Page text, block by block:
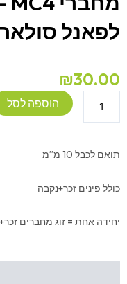
לפאנל סולארי 10
₪30.00
הוספה לסל
תואם לכבל 10 מ”מ
כולל פינים זכר+נקבה
יחידה אחת = זוג מחברים